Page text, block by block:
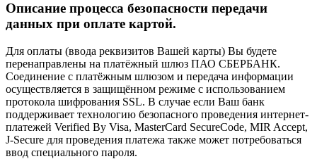
Описание процесса безопасности передачи
данных при оплате картой.
Для оплаты (ввода реквизитов Вашей карты) Вы будете
перенаправлены на платёжный шлюз ПАО СБЕРБАНК.
Соединение с платёжным шлюзом и передача информации
осуществляется в защищённом режиме с использованием
протокола шифрования SSL. В случае если Ваш банк
поддерживает технологию безопасного проведения интернет-
платежей Verified By Visa, MasterCard SecureCode, MIR Accept,
J-Secure для проведения платежа также может потребоваться
ввод специального пароля.